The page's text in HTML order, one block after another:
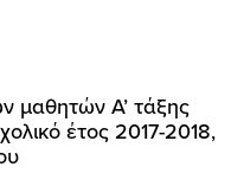
μαθητών Α’ τάξης
έτος 2017-2018,